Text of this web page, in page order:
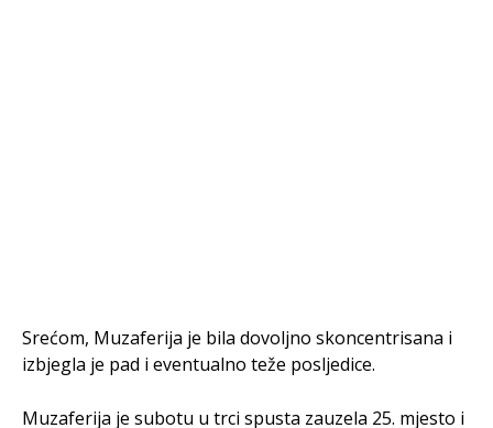
Srećom, Muzaferija je bila dovoljno skoncentrisana i
izbjegla je pad i eventualno teže posljedice.
Muzaferija je subotu u trci spusta zauzela 25. mjesto i